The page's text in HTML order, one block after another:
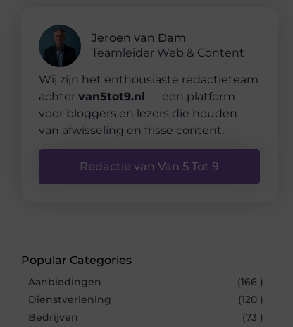
Jeroen van Dam
Teamleider Web & Content
Wij zijn het enthousiaste redactieteam
achter van5tot9.nl — een platform
voor bloggers en lezers die houden
van afwisseling en frisse content.
Redactie van Van 5 Tot 9
Popular Categories
Aanbiedingen
(166 )
Dienstverlening
(120 )
Bedrijven
(73 )